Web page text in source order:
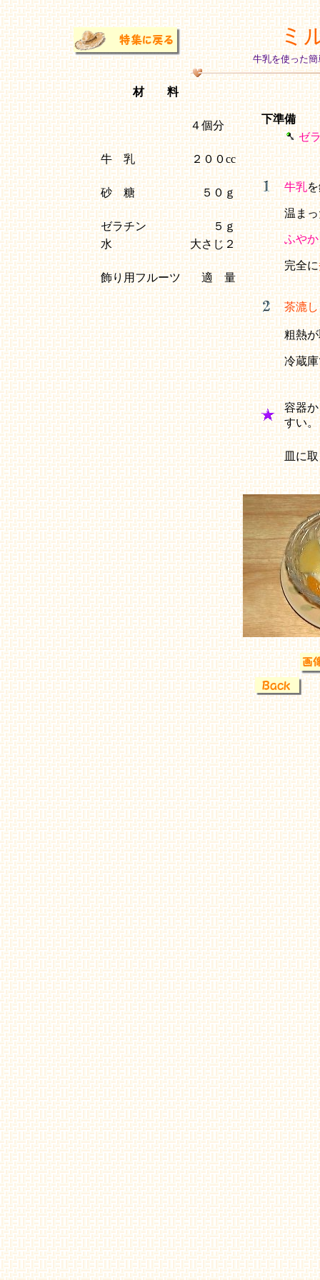
ミ
牛乳を使った
材 料
４個分
牛 乳 ２００cc
砂 糖 ５０ｇ
ゼラチン
５ｇ
水
大さじ２
飾り用フルーツ 適 量
下準備
ゼ
牛乳
温ま
ふや
完全に
茶漉し
粗熱
冷蔵
容器
すい。
皿に